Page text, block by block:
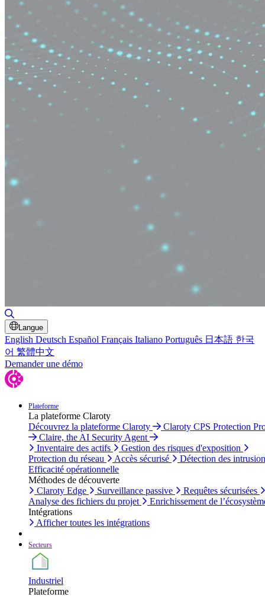
Langue
English Deutsch Español Français Italiano Português 日本語 한국
어 繁體中文
Demander une démo
Plateforme
La plateforme Claroty
Découvrez la plateforme Claroty
Claroty CPS Protection
Claire, the AI Security Agent
Inventaire des actifs
Gestion des risques d'exposition
Protection du réseau
Accès sécurisé
Détection des
Efficacité opérationnelle
Méthodes de découverte
Claroty Edge
Surveillance passive
Requêtes sécurisées
Analyse des fichiers du projet
Enrichissement de
Intégrations
Afficher toutes les intégrations
Secteurs
Industriel
Plateforme